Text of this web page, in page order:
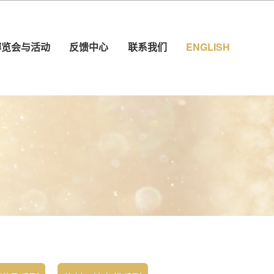
会与活动 反馈中心 联系我们 ENGLISH